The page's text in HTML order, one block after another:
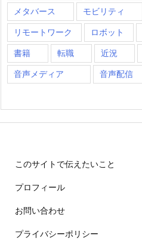
メタバース モビリティ
リモートワーク ロボット
書籍 転職 近況
音声メディア 音声配信
このサイトで伝えたいこと
プロフィール
お問い合わせ
プライバシーポリシー